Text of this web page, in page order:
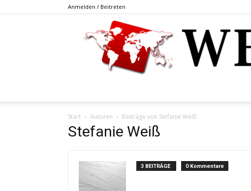
Anmelden / Beitreten
Start Autoren Beiträge von Stefanie Weiß
Stefanie Weiß
3 BEITRÄGE 0 Kommentare